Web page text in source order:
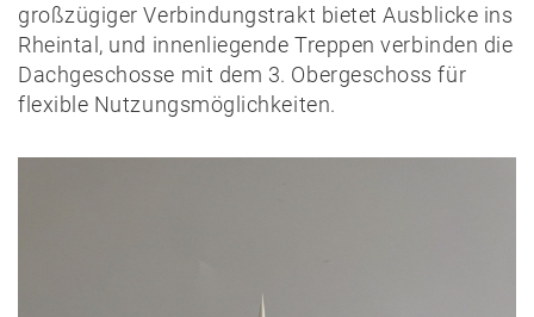
großzügiger Verbindungstrakt bietet Ausblicke ins
Rheintal, und innenliegende Treppen verbinden die
Dachgeschosse mit dem 3. Obergeschoss für
flexible Nutzungsmöglichkeiten.